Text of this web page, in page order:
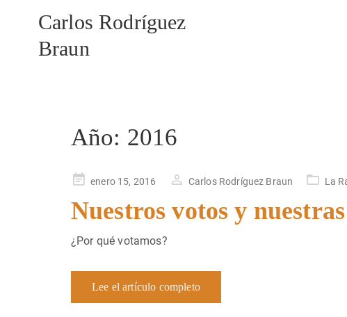
Carlos Rodríguez
Braun
Año: 2016
Publicado
enero 15, 2016 Carlos Rodríguez Braun La
Nuestros votos y
¿Por qué votamos?
Lee el artículo completo